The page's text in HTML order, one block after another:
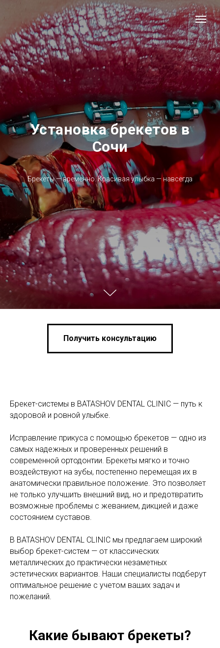
Установка брекетов в
Сочи
Брекеты — временно. Красивая улыбка — навсегда
Получить консультацию
Брекет-системы в BATASHOV DENTAL CLINIC — путь к
здоровой и ровной улыбке.
Исправление прикуса с помощью брекетов — одно из
самых надежных и проверенных решений в
современной ортодонтии. Брекеты мягко и точно
воздействуют на зубы, постепенно перемещая их в
анатомически правильное положение. Это позволяет
не только улучшить внешний вид, но и предотвратить
возможные проблемы с жеванием, дикцией и даже
состоянием суставов.
В BATASHOV DENTAL CLINIC мы предлагаем широкий
выбор брекет-систем — от классических
металлических до практически незаметных
эстетических вариантов. Наши специалисты подберут
оптимальное решение с учетом ваших задач и
пожеланий.
Какие бывают брекеты?